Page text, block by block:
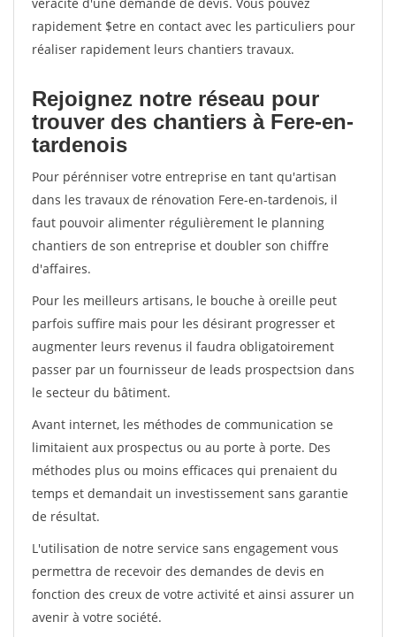
rapidement $etre en contact avec les particuliers pour
réaliser rapidement leurs chantiers travaux.
Rejoignez notre réseau pour
trouver des chantiers à Fere-en-
tardenois
Pour pérénniser votre entreprise en tant qu'artisan
dans les travaux de rénovation Fere-en-tardenois, il
faut pouvoir alimenter régulièrement le planning
chantiers de son entreprise et doubler son chiffre
d'affaires.
Pour les meilleurs artisans, le bouche à oreille peut
parfois suffire mais pour les désirant progresser et
augmenter leurs revenus il faudra obligatoirement
passer par un fournisseur de leads prospectsion dans
le secteur du bâtiment.
Avant internet, les méthodes de communication se
limitaient aux prospectus ou au porte à porte. Des
méthodes plus ou moins efficaces qui prenaient du
temps et demandait un investissement sans garantie
de résultat.
L'utilisation de notre service sans engagement vous
permettra de recevoir des demandes de devis en
fonction des creux de votre activité et ainsi assurer un
avenir à votre société.